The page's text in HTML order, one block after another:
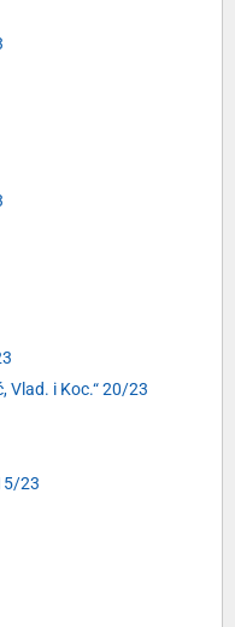
Vlad. i Koc.“ 20/23
23